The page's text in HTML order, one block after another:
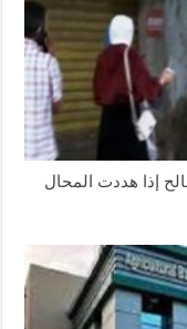
إذا هددت المحال